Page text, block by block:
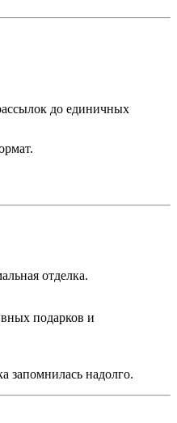
до единичных
отделка.
подарков и
запомнилась надолго.